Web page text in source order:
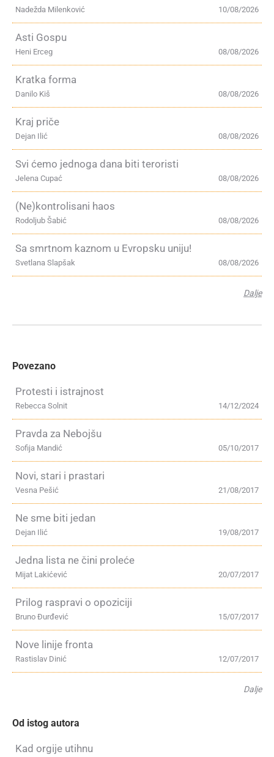
10/08/2026
Nadežda Milenković
Asti Gospu
08/08/2026
Heni Erceg
Kratka forma
08/08/2026
Danilo Kiš
Kraj priče
08/08/2026
Dejan Ilić
Svi ćemo jednoga dana biti teroristi
08/08/2026
Jelena Cupać
(Ne)kontrolisani haos
08/08/2026
Rodoljub Šabić
Sa smrtnom kaznom u Evropsku uniju!
08/08/2026
Svetlana Slapšak
Dalje
Povezano
Protesti i istrajnost
14/12/2024
Rebecca Solnit
Pravda za Nebojšu
05/10/2017
Sofija Mandić
Novi, stari i prastari
21/08/2017
Vesna Pešić
Ne sme biti jedan
19/08/2017
Dejan Ilić
Jedna lista ne čini proleće
20/07/2017
Mijat Lakićević
Prilog raspravi o opoziciji
15/07/2017
Bruno Đurđević
Nove linije fronta
12/07/2017
Rastislav Dinić
Dalje
Od istog autora
Kad orgije utihnu